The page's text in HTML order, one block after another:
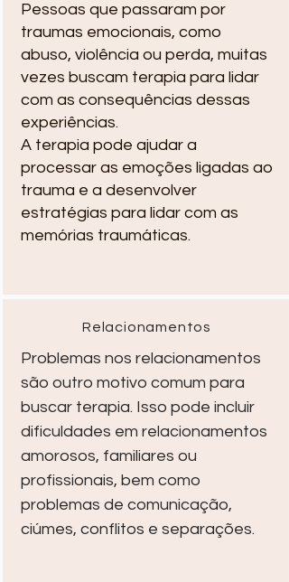
Pessoas que passaram por
traumas emocionais, como
abuso, violência ou perda, muitas
vezes buscam terapia para lidar
com as consequências dessas
experiências.
A terapia pode ajudar a
processar as emoções ligadas ao
trauma e a desenvolver
estratégias para lidar com as
memórias traumáticas.
Relacionamentos
Problemas nos relacionamentos
são outro motivo comum para
buscar terapia. Isso pode incluir
dificuldades em relacionamentos
amorosos, familiares ou
profissionais, bem como
problemas de comunicação,
ciúmes, conflitos e separações.